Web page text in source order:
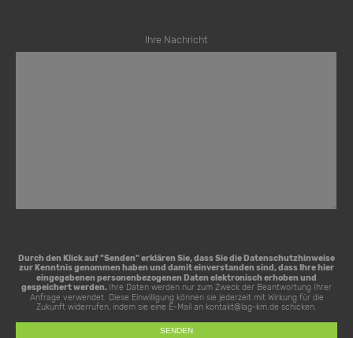
Ihre Nachricht
Durch den Klick auf "Senden" erklären Sie, dass Sie dieDatenschutzhinweise
zur Kenntnis genommen haben und damit einverstanden sind, dass Ihre hier
eingegebenen personenbezogenen Daten elektronisch erhoben und
gespeichert werden. Ihre Daten werden nur zum Zweck der Beantwortung Ihrer
Anfrage verwendet. Diese Einwilligung können sie jederzeit mit Wirkung für die
Zukunft widerrufen, indem sie eine E-Mail an kontakt@lag-km.de schicken.